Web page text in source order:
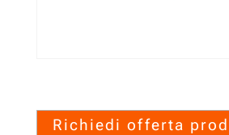
Richiedi offerta